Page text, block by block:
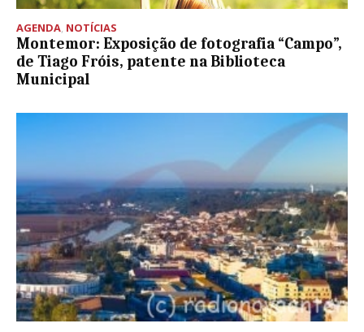
AGENDA, NOTÍCIAS
Montemor: Exposição de fotografia “Campo”,
de Tiago Fróis, patente na Biblioteca
Municipal